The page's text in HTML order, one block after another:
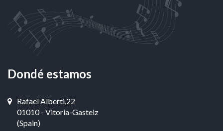
Dondé estamos
Rafael Alberti,22
01010 - Vitoria-Gasteiz
(Spain)